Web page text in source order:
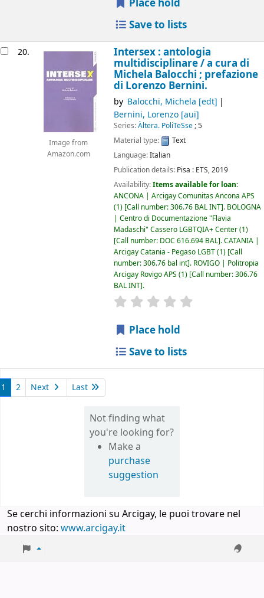
Place hold
Save to lists
20.
Image from
Amazon.com
Intersex : antologia
multidisciplinare /a cura di
Michela Balocchi ; prefazione
di Lorenzo Bernini.
by Balocchi, Michela [edt]
Bernini, Lorenzo[aui]
Series:Àltera. PoliTeSse; 5
Material type:
Text
Language:Italian
Publication details: Pisa : ETS,2019
Availability:Items available for loan:
ANCONA | Arcigay Comunitas Ancona APS
(1) Call number:306.76 BAL INT . BOLOGNA
| Centro di Documentazione "Flavia
Madaschi" Cassero LGBTQIA+ Center(1)
Call number: DOC 616.694 BAL .CATANIA |
Arcigay Catania - Pegaso LGBT(1) Call
number:306.76 bal int . ROVIGO | Politropia
Arcigay Rovigo APS (1) Call number:306.76
BAL INT .
star rating
Place hold
Save to lists
1 2 Next Last
Not finding what
you're looking for?
Make a
purchase
suggestion
Se cerchi informazioni su Arcigay, le puoi trovare nel
nostro sito: www.arcigay.it